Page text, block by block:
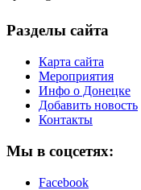
Разделы сайта
Карта сайта
Мероприятия
Инфо о Донецке
Добавить новость
Контакты
Мы в соцсетях:
Facebook